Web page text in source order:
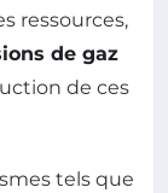
ressources,
de gaz
de ces
tels que